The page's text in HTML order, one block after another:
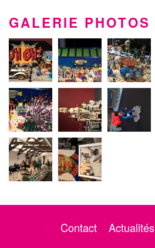
GALERIE PHOTOS
Contact Actualités